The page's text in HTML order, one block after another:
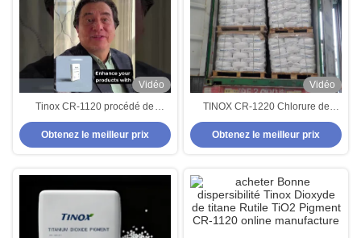
Vidéo
Tinox CR-1120 procédé de
chlorure Dioxyde de titane Rutile
TiO2 Pigment
Obtenez le meilleur prix
Vidéo
TINOX CR-1220 Chlorure de
procédé Rutile pigment de
dioxyde de titane pour les
plastiques
Obtenez le meilleur prix